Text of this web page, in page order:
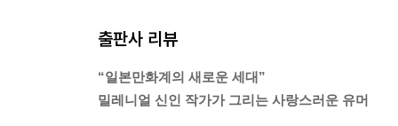
출판사 리뷰
“일본만화계의 새로운 세대”
밀레니얼 신인 작가가 그리는 사랑스러운 유머